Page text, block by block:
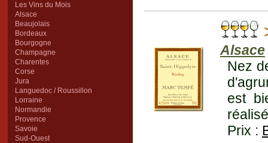
Les Vins du Mois
Alsace
Beaujolais
Bordeaux
Bourgogne
Champagne
Charentes
Corse
Jura
Languedoc / Roussillon
Lorraine
Normandie
Provence
Savoie
Sud-Ouest
Alsace
Nez
est
Prix :